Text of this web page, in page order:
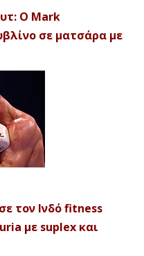
Ο Mark
σε ματσάρα με
τον Ινδό fitness
με suplex και